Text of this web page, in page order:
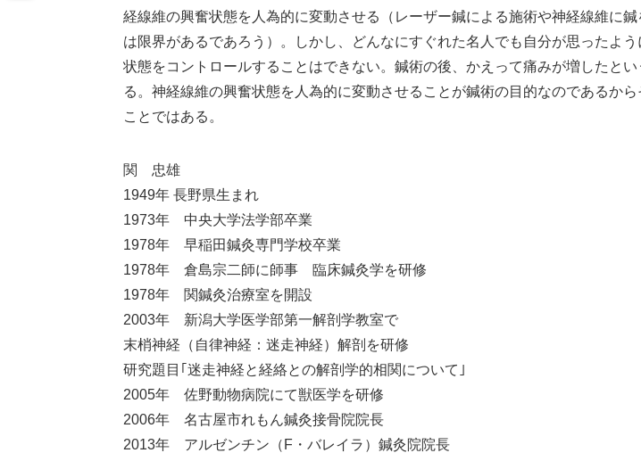
経線維の興奮状態を人為的に変動させる（レーザー鍼による施術や神経線維に鍼
は限界があるであろう）。しかし、どんなにすぐれた名人でも自分が思ったよ
状態をコントロールすることはできない。鍼術の後、かえって痛みが増したとい
る。神経線維の興奮状態を人為的に変動させることが鍼術の目的なのであるか
ことではある。
関 忠雄
1949年 長野県生まれ
1973年 中央大学法学部卒業
1978年 早稲田鍼灸専門学校卒業
1978年 倉島宗二師に師事 臨床鍼灸学を研修
1978年 関鍼灸治療室を開設
2003年 新潟大学医学部第一解剖学教室で
末梢神経（自律神経：迷走神経）解剖を研修
研究題目｢迷走神経と経絡との解剖学的相関について｣
2005年 佐野動物病院にて獣医学を研修
2006年 名古屋市れもん鍼灸接骨院院長
2013年 アルゼンチン（F・バレイラ）鍼灸院院長